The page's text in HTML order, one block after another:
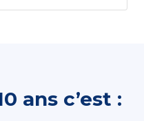
ans c’est :